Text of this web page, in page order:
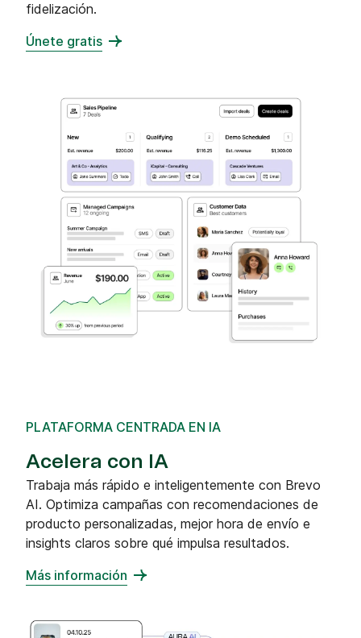
fidelización.
Únete gratis
PLATAFORMA CENTRADA EN IA
Acelera con IA
Trabaja más rápido e inteligentemente con Brevo
AI. Optimiza campañas con recomendaciones de
producto personalizadas, mejor hora de envío e
insights claros sobre qué impulsa resultados.
Más información